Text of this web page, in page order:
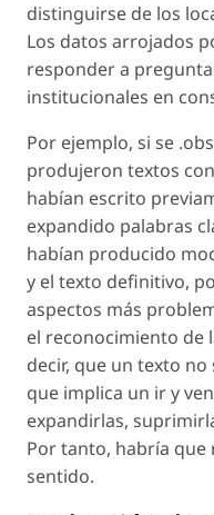
distinguirse de los
Los datos arrojados
responder a
institucionales en
Por ejemplo, si se
produjeron textos
habían escrito
expandido palabras
habían producido
y el texto definitivo,
aspectos más
el reconocimiento de
decir, que un texto
que implica un ir y
expandirlas,
Por tanto, habría
sentido.